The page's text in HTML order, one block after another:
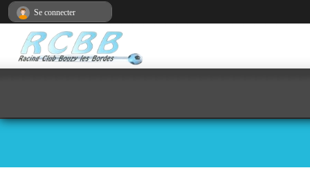
Se connecter
Panneau de gestion des cookies